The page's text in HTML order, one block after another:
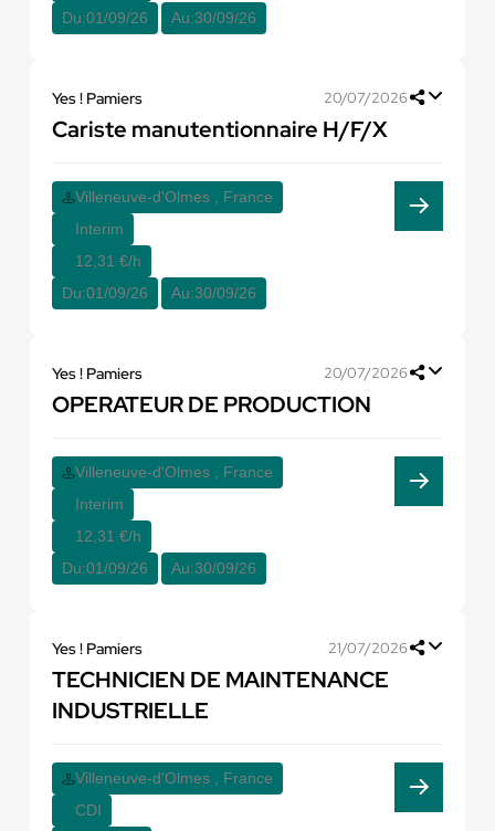
Du:01/09/26 Au:30/09/26
Yes ! Pamiers 20/07/2026
Cariste manutentionnaire H/F/X
Villeneuve-d'Olmes , France
Interim
12,31 €/h
Du:01/09/26 Au:30/09/26
Yes ! Pamiers 20/07/2026
OPERATEUR DE PRODUCTION
Villeneuve-d'Olmes , France
Interim
12,31 €/h
Du:01/09/26 Au:30/09/26
Yes ! Pamiers 21/07/2026
TECHNICIEN DE MAINTENANCE
INDUSTRIELLE
Villeneuve-d'Olmes , France
CDI